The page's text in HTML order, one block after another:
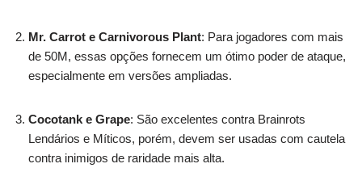
Mr. Carrot e Carnivorous Plant: Para jogadores com mais
de 50M, essas opções fornecem um ótimo poder de ataque,
especialmente em versões ampliadas.
Cocotank e Grape: São excelentes contra Brainrots
Lendários e Míticos, porém, devem ser usadas com cautela
contra inimigos de raridade mais alta.